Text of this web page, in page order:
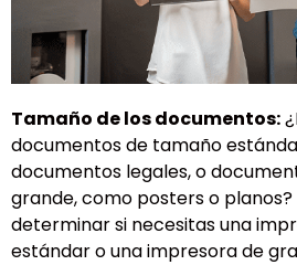
Tamaño de los documentos:
documentos de tamaño
documentos legales, o
grande, como posters o
determinar si necesitas una
estándar o una impresora de